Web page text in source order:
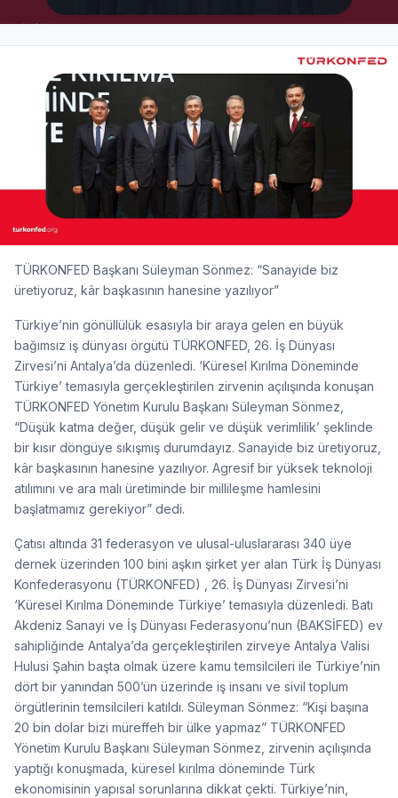
TÜRKONFED Başkanı Süleyman Sönmez: “Sanayide biz
üretiyoruz, kâr başkasının hanesine yazılıyor”
Türkiye’nin gönüllülük esasıyla bir araya gelen en büyük
bağımsız iş dünyası örgütü TÜRKONFED, 26. İş Dünyası
Zirvesi’ni Antalya’da düzenledi. ‘Küresel Kırılma Döneminde
Türkiye’ temasıyla gerçekleştirilen zirvenin açılışında konuşan
TÜRKONFED Yönetim Kurulu Başkanı Süleyman Sönmez,
“Düşük katma değer, düşük gelir ve düşük verimlilik’ şeklinde
bir kısır döngüye sıkışmış durumdayız. Sanayide biz üretiyoruz,
kâr başkasının hanesine yazılıyor. Agresif bir yüksek teknoloji
atılımını ve ara malı üretiminde bir millileşme hamlesini
başlatmamız gerekiyor” dedi.
Çatısı altında 31 federasyon ve ulusal-uluslararası 340 üye
dernek üzerinden 100 bini aşkın şirket yer alan Türk İş Dünyası
Konfederasyonu (TÜRKONFED) , 26. İş Dünyası Zirvesi’ni
‘Küresel Kırılma Döneminde Türkiye’ temasıyla düzenledi. Batı
Akdeniz Sanayi ve İş Dünyası Federasyonu’nun (BAKSİFED) ev
sahipliğinde Antalya’da gerçekleştirilen zirveye Antalya Valisi
Hulusi Şahin başta olmak üzere kamu temsilcileri ile Türkiye’nin
dört bir yanından 500’ün üzerinde iş insanı ve sivil toplum
örgütlerinin temsilcileri katıldı. Süleyman Sönmez: “Kişi başına
20 bin dolar bizi müreffeh bir ülke yapmaz” TÜRKONFED
Yönetim Kurulu Başkanı Süleyman Sönmez, zirvenin açılışında
yaptığı konuşmada, küresel kırılma döneminde Türk
ekonomisinin yapısal sorunlarına dikkat çekti. Türkiye’nin,